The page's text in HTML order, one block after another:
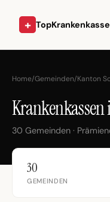
+
Home/Gemeinden/Kanton
30 Gemeinden ·
30
GEMEINDEN